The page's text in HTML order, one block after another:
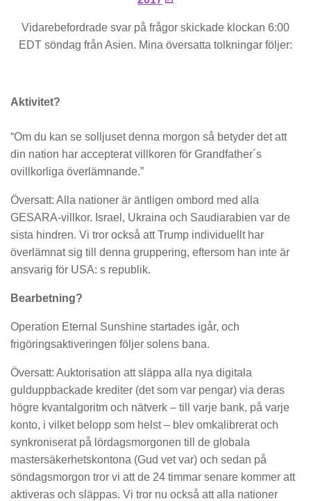
Vidarebefordrade svar på frågor skickade klockan 6:00
EDT söndag från Asien. Mina översatta tolkningar följer:
Aktivitet?
“Om du kan se solljuset denna morgon så betyder det att
din nation har accepterat villkoren för Grandfather´s
ovillkorliga överlämnande.”
Översatt: Alla nationer är äntligen ombord med alla
GESARA-villkor. Israel, Ukraina och Saudiarabien var de
sista hindren. Vi tror också att Trump individuellt har
överlämnat sig till denna gruppering, eftersom han inte är
ansvarig för USA: s republik.
Bearbetning?
Operation Eternal Sunshine startades igår, och
frigöringsaktiveringen följer solens bana.
Översatt: Auktorisation att släppa alla nya digitala
gulduppbackade krediter (det som var pengar) via deras
högre kvantalgoritm och nätverk – till varje bank, på varje
konto, i vilket belopp som helst – blev omkalibrerat och
synkroniserat på lördagsmorgonen till de globala
mastersäkerhetskontona (Gud vet var) och sedan på
söndagsmorgon tror vi att de 24 timmar senare kommer att
aktiveras och släppas. Vi tror nu också att alla nationer